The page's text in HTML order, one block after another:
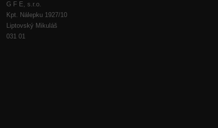
G F E, s.r.o.
Kpt. Nálepku 1927/10
Liptovský Mikuláš
031 01